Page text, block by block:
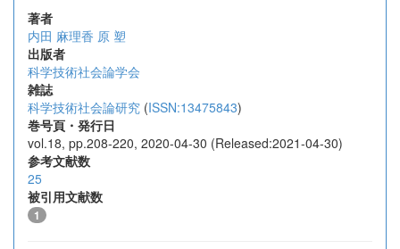
著者
内田 麻理香 原 塑
出版者
科学技術社会論学会
雑誌
科学技術社会論研究 (ISSN:13475843)
巻号頁・発行日
vol.18, pp.208-220, 2020-04-30 (Released:2021-04-30)
参考文献数
25
被引用文献数
1